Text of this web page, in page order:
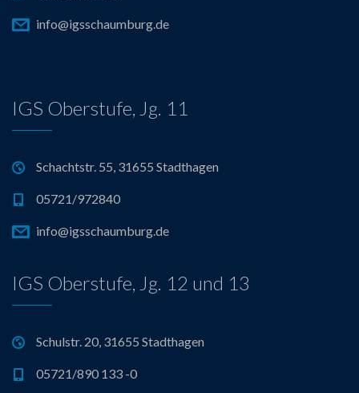
info@igsschaumburg.de
IGS Oberstufe, Jg. 11
Schachtstr. 55, 31655 Stadthagen
05721/972840
info@igsschaumburg.de
IGS Oberstufe, Jg. 12 und 13
Schulstr. 20, 31655 Stadthagen
05721/890 133 -0